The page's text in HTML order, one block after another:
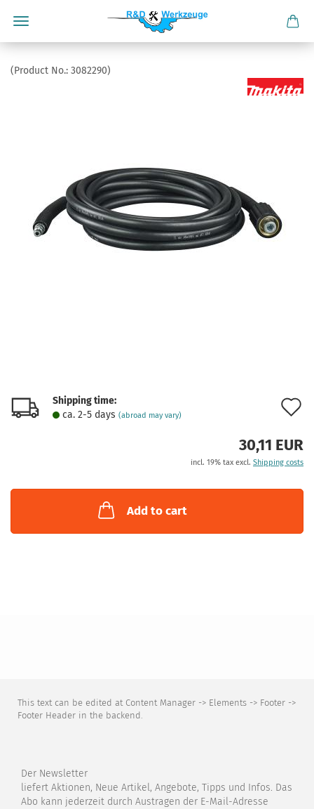
(Product No.: 3082290)
Shipping time:
ca. 2-5 days (abroad may vary)
30,11 EUR
incl. 19% tax excl. Shipping costs
Add to cart
This text can be edited at Content Manager -> Elements -> Footer ->
Footer Header in the backend.
Der Newsletter
liefert Aktionen, Neue Artikel, Angebote, Tipps und Infos. Das
Abo kann jederzeit durch Austragen der E-Mail-Adresse